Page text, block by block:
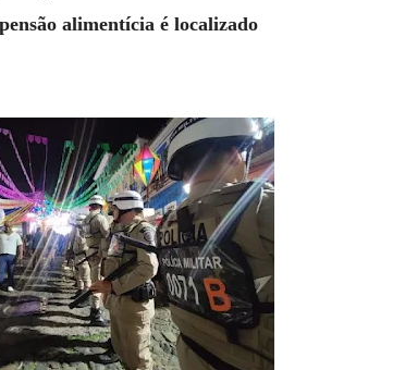
alimentícia é localizado